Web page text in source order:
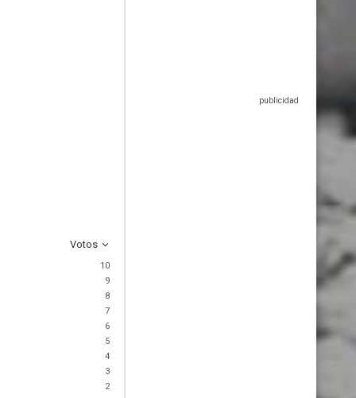
Votos
10
9
8
7
6
5
4
3
2